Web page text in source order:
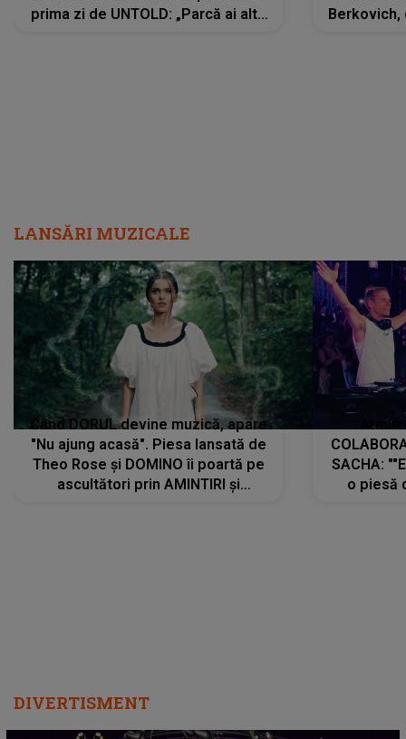
prima zi de UNTOLD: „Parcă ai altă
LANSĂRI MUZICALE
Când DORUL devine muzică, apare
"Nu ajung acasă". Piesa lansată de
Theo Rose și DOMINO îi poartă pe
ascultători prin AMINTIRI și
SACHA:
o piesă
DIVERTISMENT